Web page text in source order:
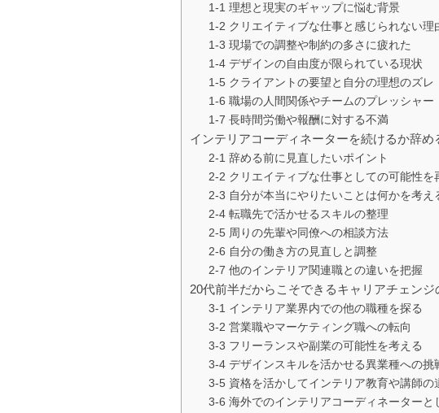
1-1 理想と現実のギャップに悩む背景
1-2 クリエイティブな仕事と感じられない理
1-3 現場での調整や制約の多さに疲れた
1-4 デザインの自由度が限られている現状
1-5 クライアントの要望と自分の理想のズレ
1-6 職場の人間関係やチームのプレッシャー
1-7 長時間労働や報酬に対する不満
インテリアコーディネーターを続けるか辞め
2-1 辞める前に見直したいポイント
2-2 クリエイティブな仕事としての可能性を
2-3 自分が本当にやりたいことは何かを考え
2-4 転職先で活かせるスキルの整理
2-5 周りの先輩や同僚への相談方法
2-6 自分の働き方の見直しと調整
2-7 他のインテリア関連職との違いを把握
20代前半だからこそできるキャリアチェンジ
3-1 インテリア業界内での他の職種を探る
3-2 営業職やマーケティング職への転向
3-3 フリーランスや副業の可能性を考える
3-4 デザインスキルを活かせる異業種への挑
3-5 資格を活かしてインテリア教育や講師の
3-6 海外でのインテリアコーディネーターと